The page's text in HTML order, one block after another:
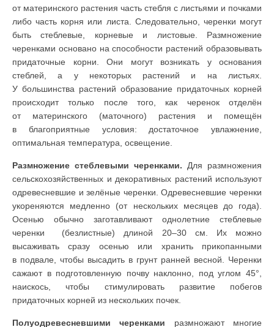
от материнского растения часть стебля с листьями и почками
либо часть корня или листа. Следовательно, черенки могут
быть стеблевые, корневые и листовые. Размножение
черенками основано на способности растений образовывать
придаточные корни. Они могут возникать у основания
стеблей, а у некоторых растений и на листьях.
У большинства растений образование придаточных корней
происходит только после того, как черенок отделён
от материнского (маточного) растения и помещён
в благоприятные условия: достаточное увлажнение,
оптимальная температура, освещение.
Размножение стеблевыми черенками. Для размножения
сельскохозяйственных и декоративных растений используют
одревесневшие и зелёные черенки. Одревесневшие черенки
укореняются медленно (от нескольких месяцев до года).
Осенью обычно заготавливают однолетние стеблевые
черенки (безлистные) длиной 20–30 см. Их можно
высаживать сразу осенью или хранить прикопанными
в подвале, чтобы высадить в грунт ранней весной. Черенки
сажают в подготовленную почву наклонно, под углом 45°,
наискось, чтобы стимулировать развитие побегов
придаточных корней из нескольких почек.
Полуодревесневшими черенками размножают многие